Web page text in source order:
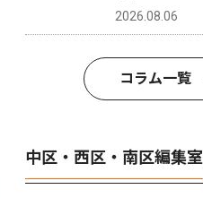
2026.08.06
コラム一覧
中区・西区・南区編集室